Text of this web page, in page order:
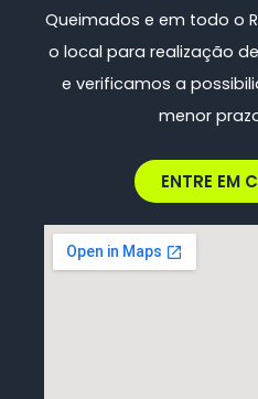
Queimados e em todo o
o local para realização
e verificamos a
menor
ENTRE EM